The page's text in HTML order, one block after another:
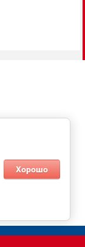
Хорошо